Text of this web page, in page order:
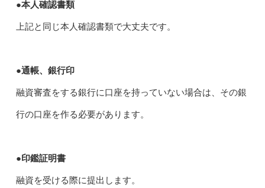
●本人確認書類
上記と同じ本人確認書類で大丈夫です。
●通帳、銀行印
融資審査をする銀行に口座を持っていない場合は、その銀
行の口座を作る必要があります。
●印鑑証明書
融資を受ける際に提出します。